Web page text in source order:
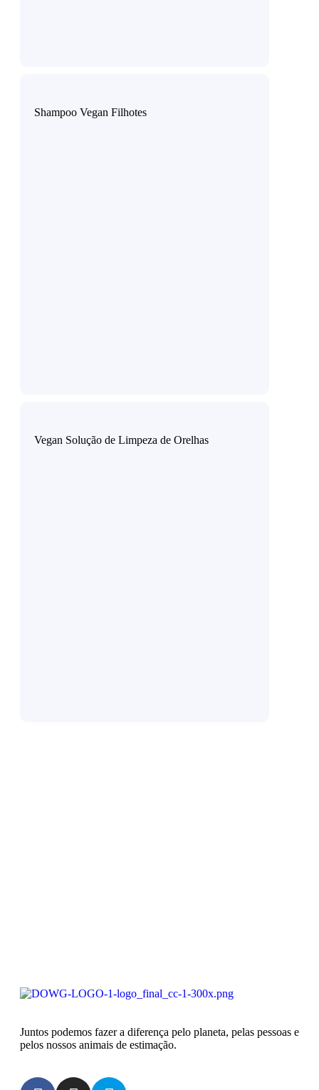
Shampoo Vegan Filhotes
Vegan Solução de Limpeza de Orelhas
Juntos podemos fazer a diferença pelo planeta, pelas pessoas e
pelos nossos animais de estimação.